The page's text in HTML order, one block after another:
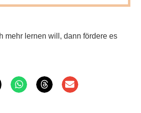
mehr lernen will, dann fördere es